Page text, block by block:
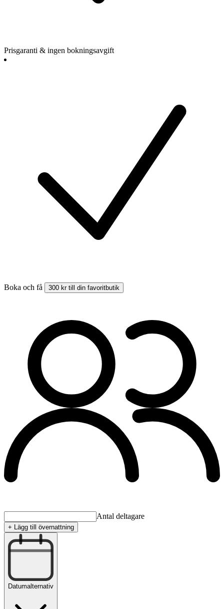
Prisgaranti & ingen bokningsavgift
Boka och få 300 kr till din favoritbutik
Antal deltagare
+ Lägg till övernattning
Datumalternativ